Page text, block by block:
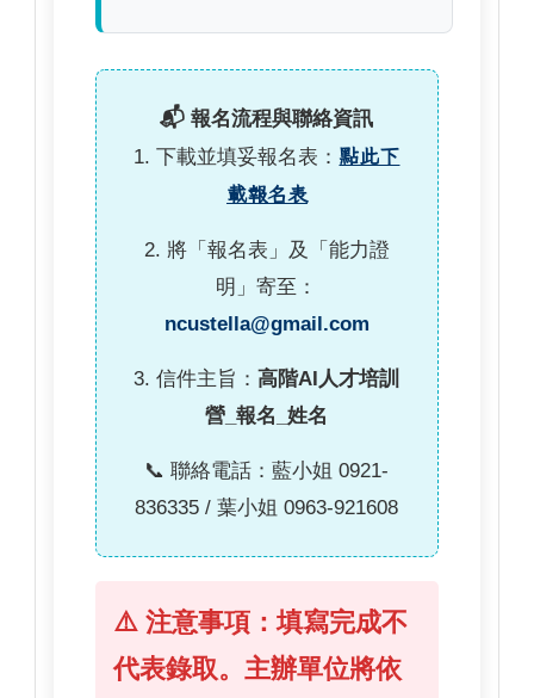
📬 報名流程與聯絡資訊
1. 下載並填妥報名表： 點此下
載報名表
2. 將「報名表」及「能力證
明」寄至：
ncustella@gmail.com
3. 信件主旨：高階AI人才培訓
營_報名_姓名
📞 聯絡電話：藍小姐 0921-
836335 / 葉小姐 0963-921608
⚠️ 注意事項：填寫完成不
代表錄取。主辦單位將依